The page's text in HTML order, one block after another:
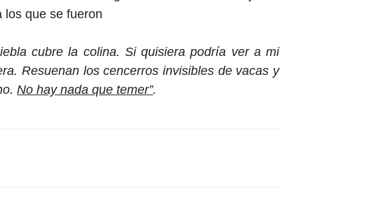
los que se fueron
cubre la colina. Si quisiera podría ver a mi
Resuenan los cencerros invisibles de vacas y
No hay nada que temer”.